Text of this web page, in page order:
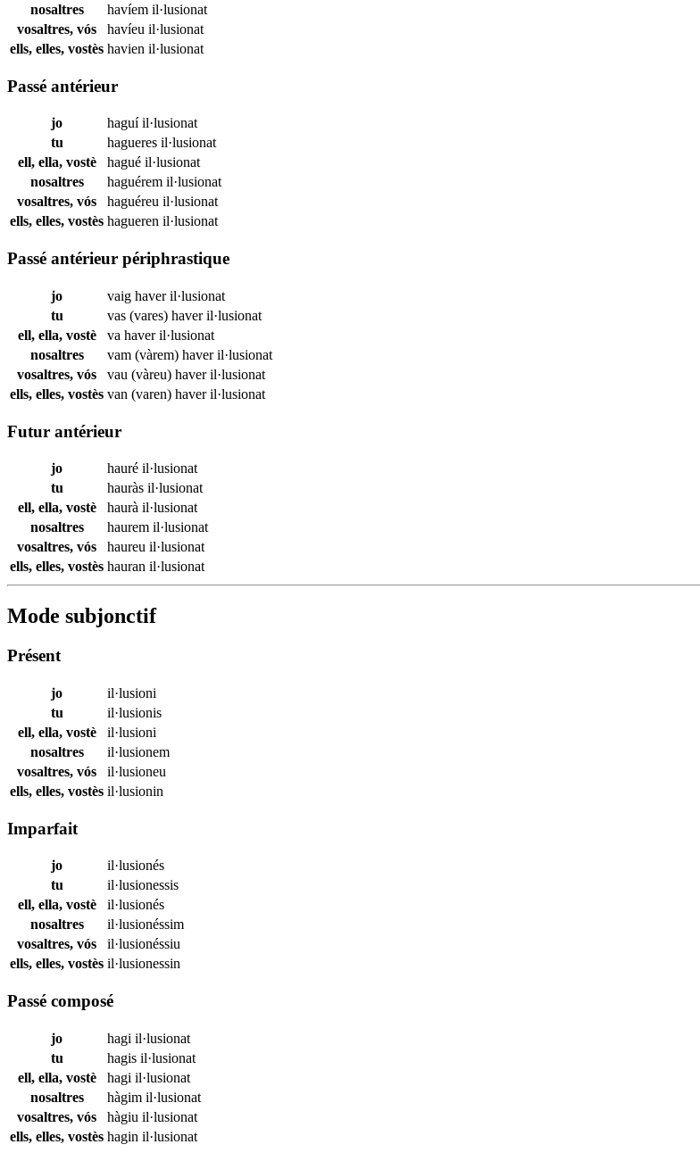
nosaltres
havíem il·lusionat
vosaltres, vós
havíeu il·lusionat
ells, elles, vostès havien il·lusionat
Passé antérieur
jo haguíil·lusionat
tu
hagueres il·lusionat
ell, ella, vostè
hagué il·lusionat
nosaltres
haguérem il·lusionat
vosaltres, vós
haguéreu il·lusionat
ells, elles, vostès hagueren il·lusionat
Passé antérieur périphrastique
jo vaig haveril·lusionat
tu
vas (vares) haveril·lusionat
ell, ella, vostè
va haveril·lusionat
nosaltres
vam (vàrem) haveril·lusionat
vosaltres, vós
vau (vàreu) haveril·lusionat
ells, elles, vostès van (varen) haveril·lusionat
Futur antérieur
jo hauré il·lusionat
tu
hauràs il·lusionat
ell, ella, vostè
haurà il·lusionat
nosaltres
haurem il·lusionat
vosaltres, vós
haureu il·lusionat
ells, elles, vostès hauran il·lusionat
Mode subjonctif
Présent
jo
il·lusioni
tu
il·lusionis
ell, ella, vostè
il·lusioni
nosaltres
il·lusionem
vosaltres, vós
il·lusioneu
ells, elles, vostès il·lusionin
Imparfait
jo
il·lusionés
tu
il·lusionessis
ell, ella, vostè
il·lusionés
nosaltres
il·lusionéssim
vosaltres, vós
il·lusionéssiu
ells, elles, vostès il·lusionessin
Passé composé
jo hagi il·lusionat
tu
hagis il·lusionat
ell, ella, vostè
hagi il·lusionat
nosaltres
hàgim il·lusionat
vosaltres, vós
hàgiu il·lusionat
ells, elles, vostès hagin il·lusionat